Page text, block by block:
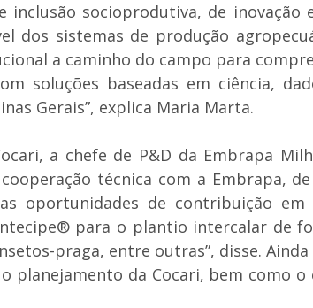
socioprodutiva, de
sistemas de produção
a caminho do campo para
soluções baseadas em ciência,
Gerais”, explica Maria Marta.
a chefe de P&D da Embrapa
técnica com a Embrapa,
oportunidades de contribuição
para o plantio intercalar de
praga, entre outras”, disse.
da Cocari, bem como o